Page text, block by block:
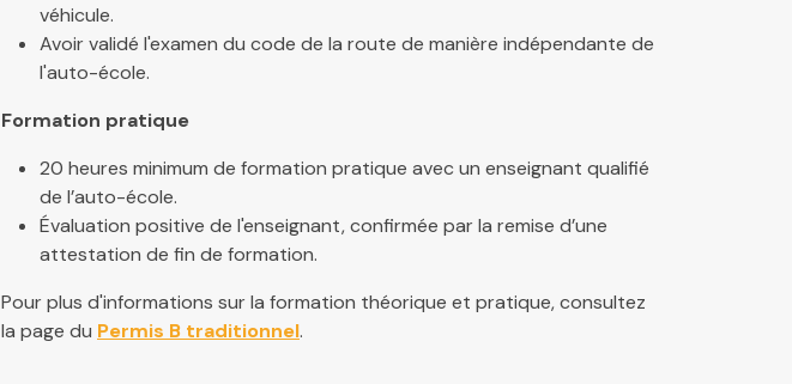
véhicule.
Avoir validé l'examen du code de la route de manière indépendante de
l'auto-école.
Formation pratique
20 heures minimum de formation pratique avec un enseignant qualifié
de l’auto-école.
Évaluation positive de l'enseignant, confirmée par la remise d’une
attestation de fin de formation.
Pour plus d'informations sur la formation théorique et pratique, consultez
la page du Permis B traditionnel.